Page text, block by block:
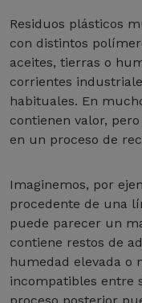
Residuos plásticos
con distintos
aceites, tierras o
corrientes
habituales. En
contienen valor,
en un proceso de
Imaginemos, por
procedente de una
puede parecer un
contiene restos de
humedad elevada o
incompatibles entre
proceso posterior